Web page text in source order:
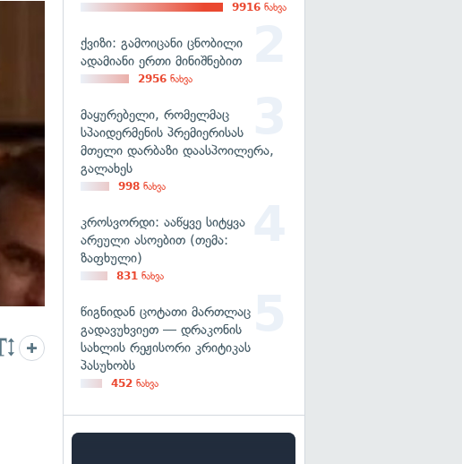
9916 ნახვა
ქვიზი: გამოიცანი ცნობილი
ადამიანი ერთი მინიშნებით
2956 ნახვა
მაყურებელი, რომელმაც
სპაიდერმენის პრემიერისას
მთელი დარბაზი დაასპოილერა,
გალახეს
998 ნახვა
კროსვორდი: ააწყვე სიტყვა
არეული ასოებით (თემა:
ზაფხული)
831 ნახვა
წიგნიდან ცოტათი მართლაც
გადავუხვიეთ — დრაკონის
სახლის რეჟისორი კრიტიკას
პასუხობს
452 ნახვა